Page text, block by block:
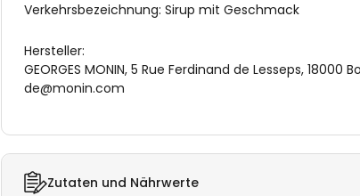
Verkehrsbezeichnung: Sirup mit Geschmack
Hersteller:
GEORGES MONIN, 5 Rue Ferdinand de Lesseps, 18000
de@monin.com
Zutaten und Nährwerte